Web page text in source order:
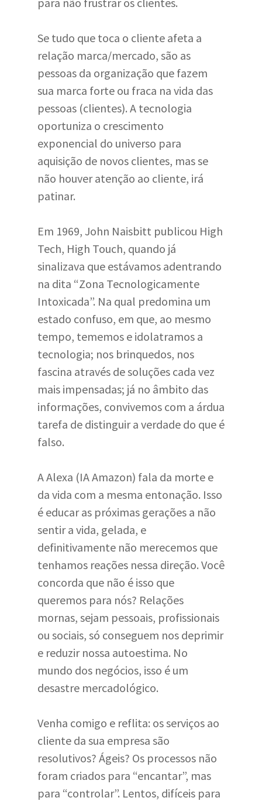
Se tudo que toca o cliente afeta a
relação marca/mercado, são as
pessoas da organização que fazem
sua marca forte ou fraca na vida das
pessoas (clientes). A tecnologia
oportuniza o crescimento
exponencial do universo para
aquisição de novos clientes, mas se
não houver atenção ao cliente, irá
patinar.
Em 1969, John Naisbitt publicou High
Tech, High Touch, quando já
sinalizava que estávamos adentrando
na dita “Zona Tecnologicamente
Intoxicada”. Na qual predomina um
estado confuso, em que, ao mesmo
tempo, tememos e idolatramos a
tecnologia; nos brinquedos, nos
fascina através de soluções cada vez
mais impensadas; já no âmbito das
informações, convivemos com a árdua
tarefa de distinguir a verdade do que é
falso.
A Alexa (IA Amazon) fala da morte e
da vida com a mesma entonação. Isso
é educar as próximas gerações a não
sentir a vida, gelada, e
definitivamente não merecemos que
tenhamos reações nessa direção. Você
concorda que não é isso que
queremos para nós? Relações
mornas, sejam pessoais, profissionais
ou sociais, só conseguem nos deprimir
e reduzir nossa autoestima. No
mundo dos negócios, isso é um
desastre mercadológico.
Venha comigo e reflita: os serviços ao
cliente da sua empresa são
resolutivos? Ágeis? Os processos não
foram criados para “encantar”, mas
para “controlar”. Lentos, difíceis para